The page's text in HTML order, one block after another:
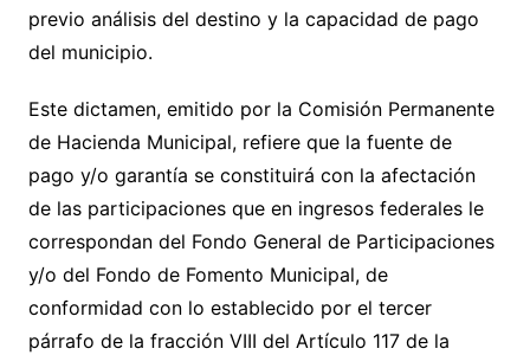
previo análisis del destino y la capacidad de pago
del municipio.
Este dictamen, emitido por la Comisión Permanente
de Hacienda Municipal, refiere que la fuente de
pago y/o garantía se constituirá con la afectación
de las participaciones que en ingresos federales le
correspondan del Fondo General de Participaciones
y/o del Fondo de Fomento Municipal, de
conformidad con lo establecido por el tercer
párrafo de la fracción VIII del Artículo 117 de la